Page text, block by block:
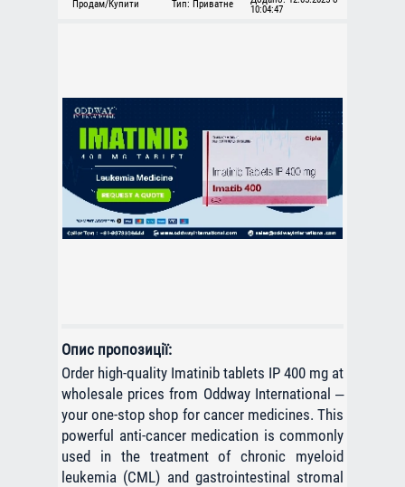
Продам/Купити Тип: Приватне
10:04:47
Опис пропозиції:
Order high-quality Imatinib tablets IP 400 mg at
wholesale prices from Oddway International –
your one-stop shop for cancer medicines. This
powerful anti-cancer medication is commonly
used in the treatment of chronic myeloid
leukemia (CML) and gastrointestinal stromal